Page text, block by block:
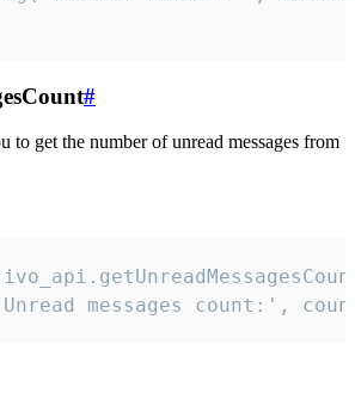
#
to get the number of unread messages from
messages count:',